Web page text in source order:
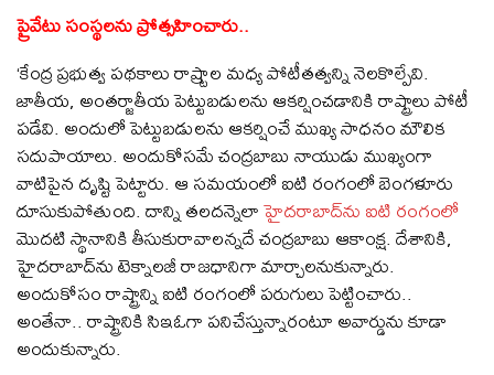
ప్రైవేటు సంస్థలను ప్రోత్సహించారు..
‘కేంద్ర ప్రభుత్వ పథకాలు రాష్ర్టాల మధ్య పోటీతత్వన్ని నెలకొల్పేవి.
జాతీయ, అంతర్జాతీయ పెట్టుబడులను ఆకర్షించడానికి రాష్ట్రాలు పోటీ
పడేవి. అందులో పెట్టుబడులను ఆకర్షించే ముఖ్య సాధనం మౌలిక
సదుపాయాలు. అందుకోసమే చంద్రబాబు నాయుడు ముఖ్యంగా
వాటిపైన దృష్టి పెట్టారు. ఆ సమయంలో ఐటి రంగంలో బెంగళూరు
దూసుకుపోతుంది. దాన్ని తలదన్నెలాహైదరాబాద్‌ను ఐటి రంగంలో
మొదటి స్థానానికి తీసుకురావాలన్నదే చంద్రబాబు ఆకాంక్ష. దేశానికి,
హైదరాబాద్‌ను టెక్నాలజీ రాజధానిగా మార్చాలనుకున్నారు.
అందుకోసం రాష్ట్రాన్ని ఐటి రంగంలో పరుగులు పెట్టించారు..
అంతేనా.. రాష్ట్రానికి సిఇఓగా పనిచేస్తున్నారంటూ అవార్డును కూడా
అందుకున్నారు.